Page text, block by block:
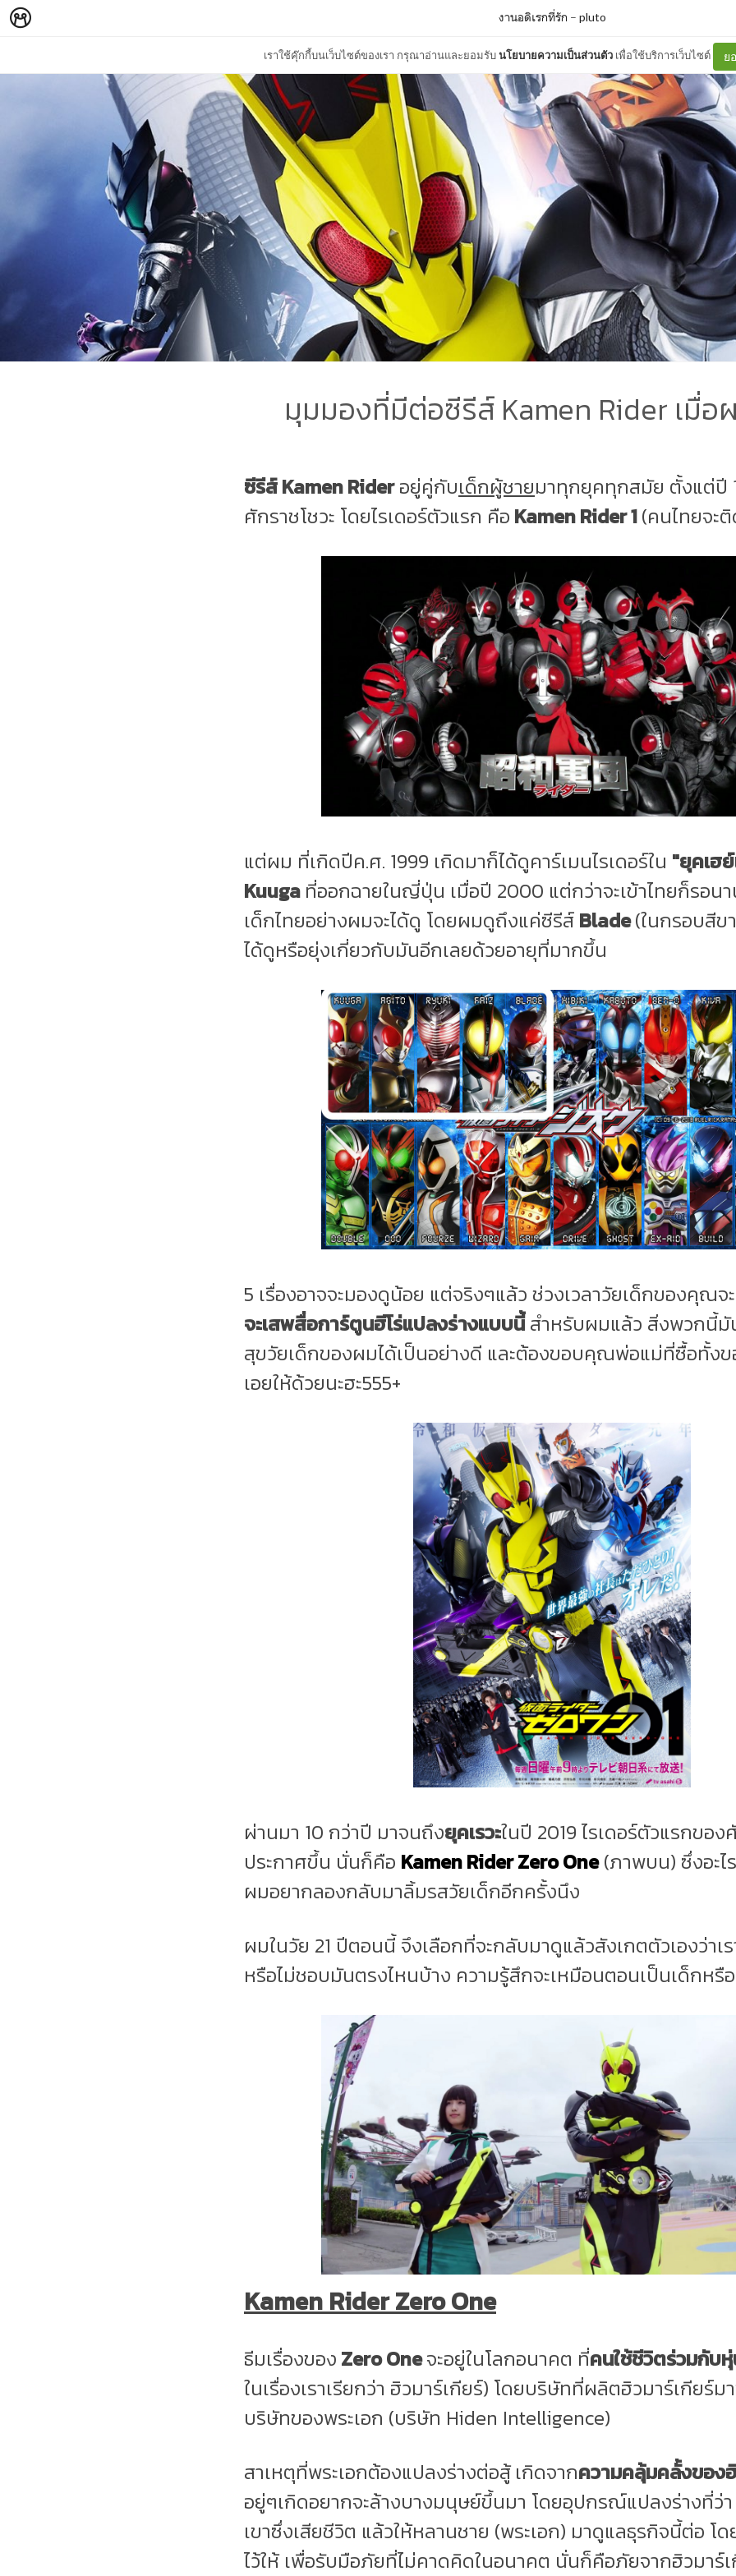
เราใช้คุ๊กกี้บนเว็บไซต์ของเรา กรุณาอ่านและยอมรับนโยบายความเป็นส่วนตัว เพื่อใช้บริการเว็บไซต์ ย
งานอดิเรกที่รัก – pluto
มุมมองที่มีต่อซีรีส์ Kamen Rider เมื่อ
ซีรีส์ Kamen Riderอยู่คู่กับเด็กผู้ชายมาทุกยุคทุกสมัย ตั้งแต่ปี
ศักราชโชวะ โดยไรเดอร์ตัวแรก คือ Kamen Rider 1(คนไทยจะ
แต่ผม ที่เกิดปีค.ศ. 1999 เกิดมาก็ได้ดูคาร์เมนไรเดอร์ใน "ยุคเฮ
Kuuga ที่ออกฉายในญี่ปุ่น เมื่อปี 2000 แต่กว่าจะเข้าไทยก็รอน
เด็กไทยอย่างผมจะได้ดู โดยผมดูถึงแค่ซีรีส์ Blade(ในกรอบสีข
ได้ดูหรือยุ่งเกี่ยวกับมันอีกเลยด้วยอายุที่มากขึ้น
5 เรื่องอาจจะมองดูน้อย แต่จริงๆแล้ว ช่วงเวลาวัยเด็กของคุณจะ
จะเสพสื่อการ์ตูนฮีโร่แปลงร่างแบบนี้สำหรับผมแล้ว สิ่งพวกนี้มั
สุขวัยเด็กของผมได้เป็นอย่างดี และต้องขอบคุณพ่อแม่ที่ซื้อทั้งขอ
เอยให้ด้วยนะฮะ555+
ผ่านมา 10 กว่าปี มาจนถึงยุคเรวะในปี 2019 ไรเดอร์ตัวแรกของ
ประกาศขึ้น นั่นก็คือ Kamen Rider Zero One(ภาพบน) ซึ่งอะไ
ผมอยากลองกลับมาลิ้มรสวัยเด็กอีกครั้งนึง
ผมในวัย 21 ปีตอนนี้ จึงเลือกที่จะกลับมาดูแล้วสังเกตตัวเองว่าเ
หรือไม่ชอบมันตรงไหนบ้าง ความรู้สึกจะเหมือนตอนเป็นเด็กหรื
Kamen Rider Zero One
ธีมเรื่องของ Zero Oneจะอยู่ในโลกอนาคต ที่คนใช้ชีวิตร่วมกับ
ในเรื่องเราเรียกว่า ฮิวมาร์เกียร์) โดยบริษัทที่ผลิตฮิวมาร์เกียร์
บริษัทของพระเอก (บริษัท Hiden Intelligence)
สาเหตุที่พระเอกต้องแปลงร่างต่อสู้ เกิดจากความคลุ้มคลั้งของ
อยู่ๆเกิดอยากจะล้างบางมนุษย์ขึ้นมา โดยอุปกรณ์แปลงร่างที่ว่
เขาซึ่งเสียชีวิต แล้วให้หลานชาย (พระเอก) มาดูแลธุรกิจนี้ต่อ โ
ไว้ให้ เพื่อรับมือภัยที่ไม่คาดคิดในอนาคต นั่นก็คือภัยจากฮิวมาร์